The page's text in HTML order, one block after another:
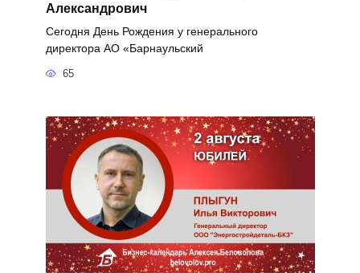
Александрович
Сегодня День Рождения у генерального
директора АО «Барнаульский
65